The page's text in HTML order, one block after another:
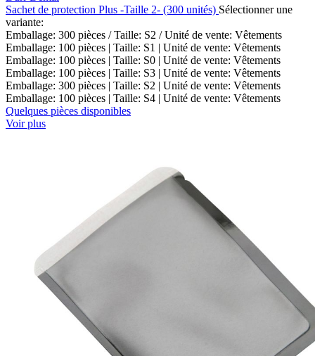
Sachet de protection Plus -Taille 2- (300 unités) Sélectionner une
variante:
Emballage: 300 pièces / Taille: S2 / Unité de vente: Vêtements
Emballage: 100 pièces | Taille: S1 | Unité de vente: Vêtements
Emballage: 100 pièces | Taille: S0 | Unité de vente: Vêtements
Emballage: 100 pièces | Taille: S3 | Unité de vente: Vêtements
Emballage: 300 pièces | Taille: S2 | Unité de vente: Vêtements
Emballage: 100 pièces | Taille: S4 | Unité de vente: Vêtements
Quelques pièces disponibles
Voir plus